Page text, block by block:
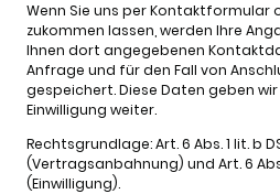
Wenn Sie uns per Kontaktformular
zukommen lassen, werden Ihre
Ihnen dort angegebenen
Anfrage und für den Fall von
gespeichert. Diese Daten geben
Einwilligung weiter.
Rechtsgrundlage: Art. 6 Abs. 1 lit. b
(Vertragsanbahnung) und Art. 6 Abs.
(Einwilligung).